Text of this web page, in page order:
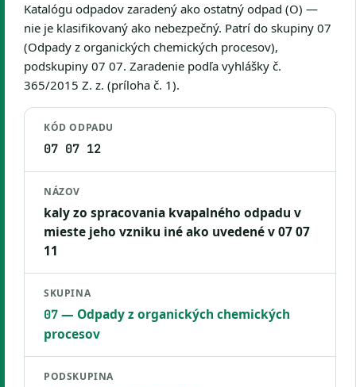
Katalógu odpadov zaradený ako ostatný odpad (O) —
nie je klasifikovaný ako nebezpečný. Patrí do skupiny 07
(Odpady z organických chemických procesov),
podskupiny 07 07. Zaradenie podľa vyhlášky č.
365/2015 Z. z. (príloha č. 1).
KÓD ODPADU
07 07 12
NÁZOV
kaly zo spracovania kvapalného odpadu v
mieste jeho vzniku iné ako uvedené v 07 07
11
SKUPINA
07— Odpady z organických chemických
procesov
PODSKUPINA